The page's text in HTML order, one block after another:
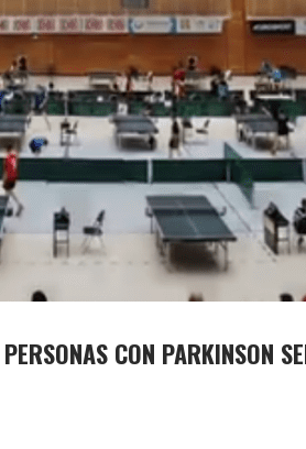
CON PARKINSON